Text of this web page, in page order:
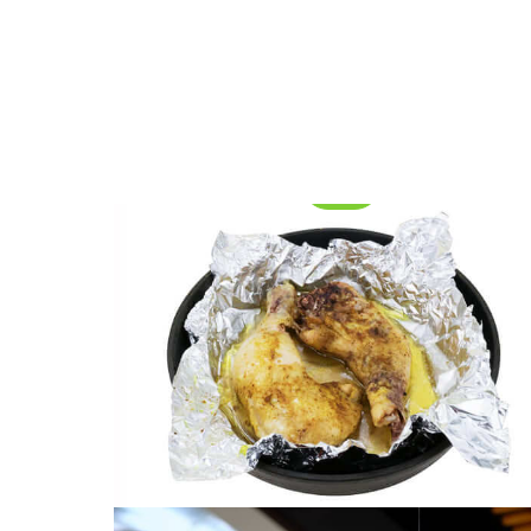
Hliníkový kruh na kryt lampy
Preskúmajte výhody hliníkového kruhu pre
výrobu krytu žiaroviek vrátane vynikajúceho
rozptylu tepla, odpor, a estetické povrchové
úpravy. Dozviete sa viac o zliatinách,
žiadosti, a ako zvoliť správneho dodávateľa.